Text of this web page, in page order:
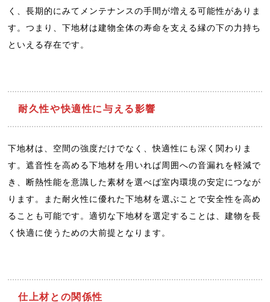
く、長期的にみてメンテナンスの手間が増える可能性がありま
す。つまり、下地材は建物全体の寿命を支える縁の下の力持ち
といえる存在です。
耐久性や快適性に与える影響
下地材は、空間の強度だけでなく、快適性にも深く関わりま
す。遮音性を高める下地材を用いれば周囲への音漏れを軽減で
き、断熱性能を意識した素材を選べば室内環境の安定につなが
ります。また耐火性に優れた下地材を選ぶことで安全性を高め
ることも可能です。適切な下地材を選定することは、建物を長
く快適に使うための大前提となります。
仕上材との関係性